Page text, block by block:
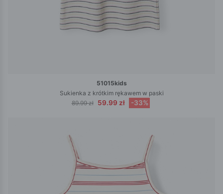
51015kids
Sukienka z krótkim rękawem w paski
89.99 zł
59.99 zł -33%